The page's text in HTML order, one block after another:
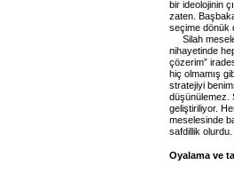
bir ideolojinin
zaten.
seçime dönük
Silah
nihayetinde
çözerim”
hiç olmamış
stratejiyi
düşünülemez.
geliştiriliyor.
meselesinde
safdillik olurdu.
Oyalama ve